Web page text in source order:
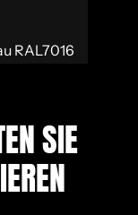
RAL7016
SIE